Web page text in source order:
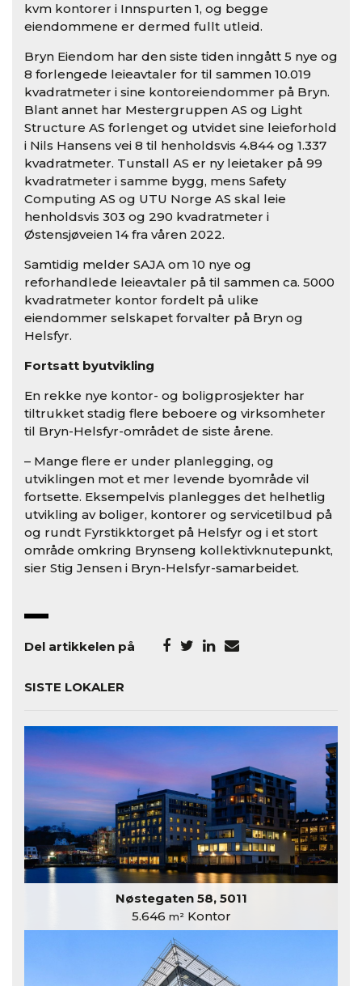
kvm kontorer i Innspurten 1, og begge
eiendommene er dermed fullt utleid.
Bryn Eiendom har den siste tiden inngått 5 nye og
8 forlengede leieavtaler for til sammen 10.019
kvadratmeter i sine kontoreiendommer på Bryn.
Blant annet har Mestergruppen AS og Light
Structure AS forlenget og utvidet sine leieforhold
i Nils Hansens vei 8 til henholdsvis 4.844 og 1.337
kvadratmeter. Tunstall AS er ny leietaker på 99
kvadratmeter i samme bygg, mens Safety
Computing AS og UTU Norge AS skal leie
henholdsvis 303 og 290 kvadratmeter i
Østensjøveien 14 fra våren 2022.
Samtidig melder SAJA om 10 nye og
reforhandlede leieavtaler på til sammen ca. 5000
kvadratmeter kontor fordelt på ulike
eiendommer selskapet forvalter på Bryn og
Helsfyr.
Fortsatt byutvikling
En rekke nye kontor- og boligprosjekter har
tiltrukket stadig flere beboere og virksomheter
til Bryn-Helsfyr-området de siste årene.
– Mange flere er under planlegging, og
utviklingen mot et mer levende byområde vil
fortsette. Eksempelvis planlegges det helhetlig
utvikling av boliger, kontorer og servicetilbud på
og rundt Fyrstikktorget på Helsfyr og i et stort
område omkring Brynseng kollektivknutepunkt,
sier Stig Jensen i Bryn-Helsfyr-samarbeidet.
Del artikkelen på
SISTE LOKALER
Nøstegaten 58, 5011
5.646 m²Kontor